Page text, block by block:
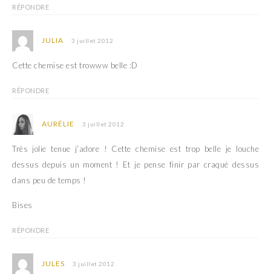
RÉPONDRE
JULIA 3 juillet 2012
Cette chemise est trowww belle :D
RÉPONDRE
AURÉLIE 3 juillet 2012
Très jolie tenue j’adore ! Cette chemise est trop belle je louche
dessus depuis un moment ! Et je pense finir par craqué dessus
dans peu de temps !
Bises
RÉPONDRE
JULES 3 juillet 2012